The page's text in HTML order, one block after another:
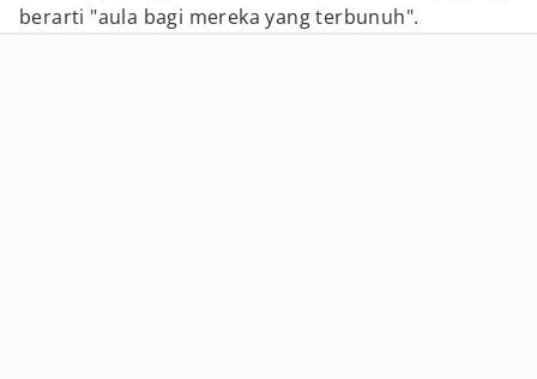
berarti "aula bagi mereka yang terbunuh".